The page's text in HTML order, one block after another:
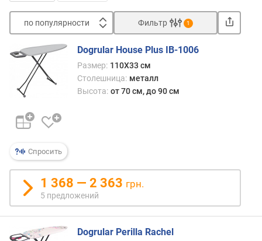
по популярности
п
о
п
у
л
р
н
о
с
т
и
Фильтр 1
Спросить
Dogrular House Plus IB-1006
Размер: 110Х33 см
Столешница: металл
Высота: от 70 см, до 90 см
1 368 — 2 363 грн.
5 предложений
Dogrular Perilla Rachel